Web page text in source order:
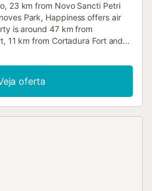
23 km from Novo Sancti Petri
Park, Happiness offers air
is around 47 km from
11 km from Cortadura Fort and
oferta